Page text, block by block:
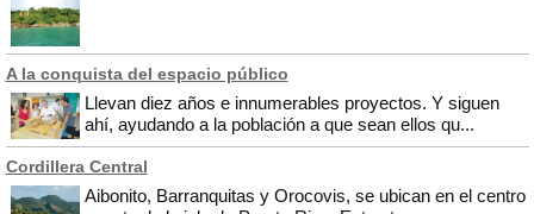
A la conquista del espacio público
Llevan diez años e innumerables proyectos. Y siguen
ahí, ayudando a la población a que sean ellos qu...
Cordillera Central
Aibonito, Barranquitas y Orocovis, se ubican en el centro